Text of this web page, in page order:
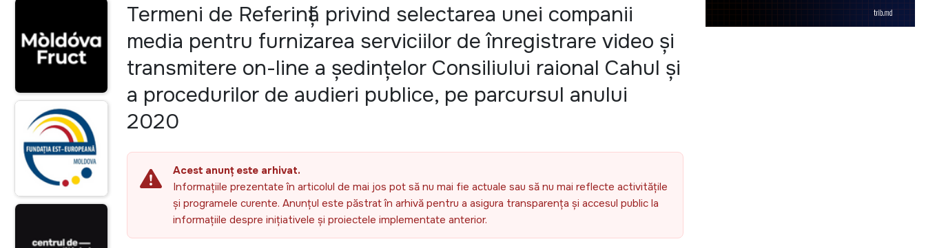
Termeni de Referință privind selectarea unei companii
media pentru furnizarea serviciilor de înregistrare video și
transmitere on-line a ședințelor Consiliului raional Cahul și
a procedurilor de audieri publice, pe parcursul anului
2020
Acest anunț este arhivat.
Informațiile prezentate în articolul de mai jos pot să nu mai fie actuale sau să nu mai reflecte activitățile
și programele curente. Anunțul este păstrat în arhivă pentru a asigura transparența și accesul public la
informațiile despre inițiativele și proiectele implementate anterior.